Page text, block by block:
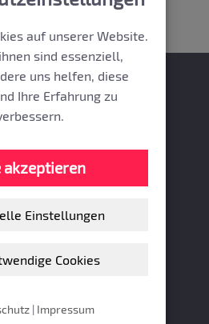
(0)89 21 26 90 99
auf unserer Website.
sind essenziell,
uns helfen, diese
Ihre Erfahrung zu
akzeptieren
Einstellungen
Cookies
| Impressum